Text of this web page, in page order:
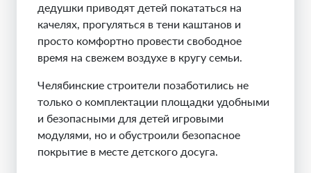
дедушки приводят детей покататься на
качелях, прогуляться в тени каштанов и
просто комфортно провести свободное
время на свежем воздухе в кругу семьи.
Челябинские строители позаботились не
только о комплектации площадки удобными
и безопасными для детей игровыми
модулями, но и обустроили безопасное
покрытие в месте детского досуга.